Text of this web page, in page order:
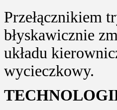
Przełącznikiem
błyskawicznie
układu
wycieczkowy.